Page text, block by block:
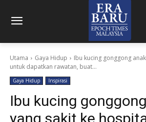
Utama Gaya Hidup
Ibu kucing gonggong
untuk dapatkan rawatan, buat...
Gaya Hidup Inspirasi
Ibu kucing
yang sakit ke